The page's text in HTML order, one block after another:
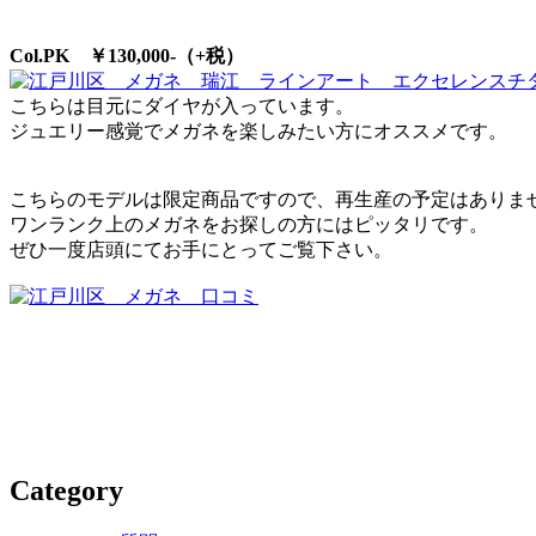
Col.PK ￥130,000-（+税）
こちらは目元にダイヤが入っています。
ジュエリー感覚でメガネを楽しみたい方にオススメです。
こちらのモデルは限定商品ですので、再生産の予定はありま
ワンランク上のメガネをお探しの方にはピッタリです。
ぜひ一度店頭にてお手にとってご覧下さい。
Category